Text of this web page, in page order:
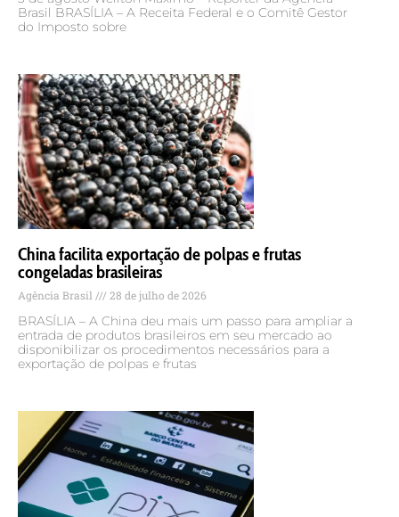
Brasil BRASÍLIA – A Receita Federal e o Comitê Gestor
do Imposto sobre
China facilita exportação de polpas e frutas
congeladas brasileiras
Agência Brasil 28 de julho de 2026
BRASÍLIA – A China deu mais um passo para ampliar a
entrada de produtos brasileiros em seu mercado ao
disponibilizar os procedimentos necessários para a
exportação de polpas e frutas